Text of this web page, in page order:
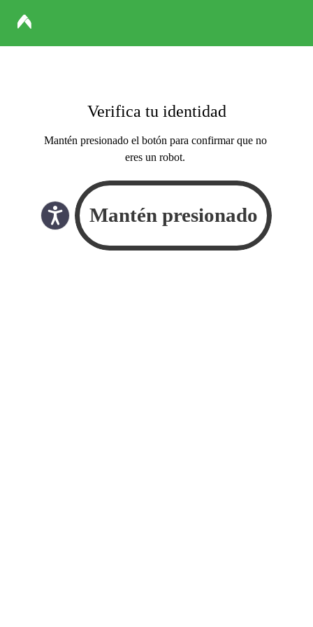
Verifica tu identidad
Mantén presionado el botón para confirmar que no
eres un robot.